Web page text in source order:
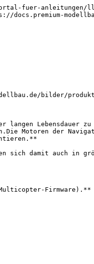
fuer-anleitungen/
bilder/
Lebensdauer zu
Motoren der
sich damit auch in
Firmware).**